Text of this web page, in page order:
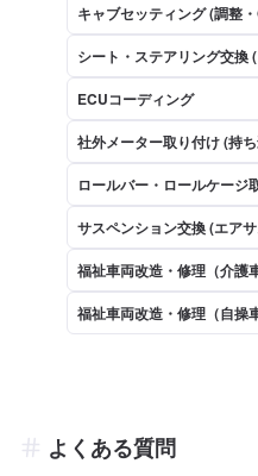
キャブセッティング (調整
シート・ステアリング交換
み)
ECUコーディング
社外メーター取り付け (持
ロールバー・ロールケージ
サスペンション交換 (エア
福祉車両改造・修理（介護
福祉車両改造・修理（自操
よくある質問